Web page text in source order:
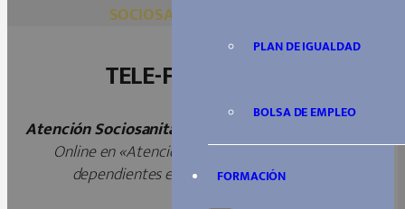
PLAN DE IGUALDAD
BOLSA DE EMPLEO
FORMACIÓN
SOCIOSANITARIOS ONLINE
TELE-FORMACIÓN
Atención Sociosanitaria Online
Online en «Atención Sociosanitaria a personas
dependientes en Instituciones Sociales».